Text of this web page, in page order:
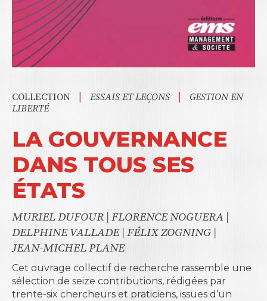
COLLECTION | ESSAIS ET LEÇONS |
GESTION EN
LIBERTÉ
LA GOUVERNANCE
DANS TOUS SES
ÉTATS
MURIEL DUFOUR | FLORENCE NOGUERA |
DELPHINE VALLADE | FÉLIX ZOGNING |
JEAN-MICHEL PLANE
Cet ouvrage collectif de recherche rassemble une
sélection de seize contributions, rédigées par
trente-six chercheurs et praticiens, issues d’un